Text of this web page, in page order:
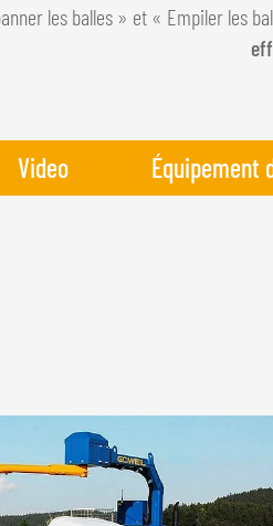
les balles » et « Empiler les
Video Équipement